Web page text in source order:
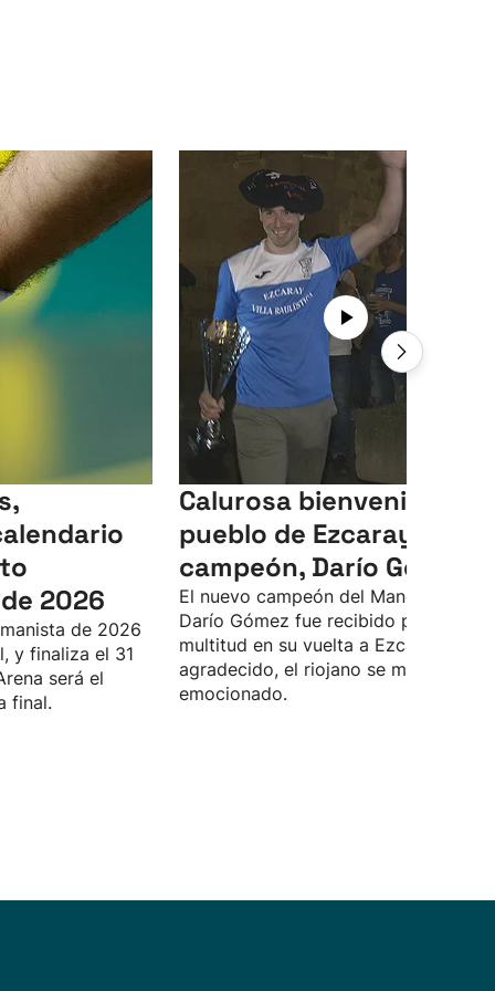
2026
de 2026
y finaliza el 31
será el
final.
Calurosa bienvenida del
pueblo de Ezcaray a su
campeón, Darío Gómez
El nuevo campeón del Manomanista
Darío Gómez fue recibido por una
multitud en su vuelta a Ezcaray. Muy
agradecido, el riojano se mostró muy
emocionado.